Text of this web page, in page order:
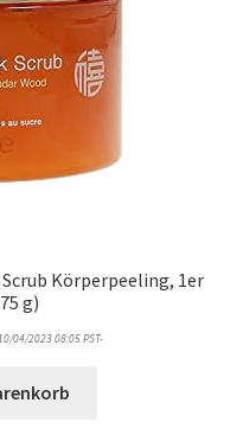
Scrub Körperpeeling, 1er
g)
04/2023 08:05 PST-